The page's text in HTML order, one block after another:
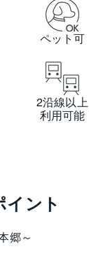
ペット可
2沿線以上
利用可能
イント
郷～